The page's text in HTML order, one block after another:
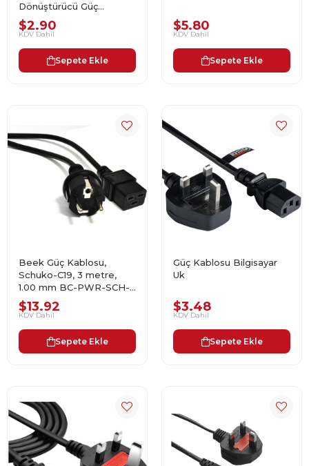
Dönüştürücü Güç
Kablosu
$2.90
KDV Dahil
Sepete Ekle
$5.80
KDV Dahil
Sepete Ekle
Beek Güç Kablosu,
Schuko-C19, 3 metre,
1.00 mm BC-PWR-SCH-
C19-030
$13.92
KDV Dahil
Sepete Ekle
Güç Kablosu Bilgisayar
Uk
$3.48
KDV Dahil
Sepete Ekle